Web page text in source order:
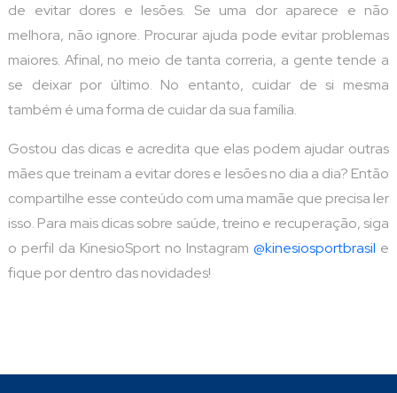
de evitar dores e lesões. Se uma dor aparece e não
melhora, não ignore. Procurar ajuda pode evitar problemas
maiores. Afinal, no meio de tanta correria, a gente tende a
se deixar por último. No entanto, cuidar de si mesma
também é uma forma de cuidar da sua família.
Gostou das dicas e acredita que elas podem ajudar outras
mães que treinam a evitar dores e lesões no dia a dia? Então
compartilhe esse conteúdo com uma mamãe que precisa ler
isso. Para mais dicas sobre saúde, treino e recuperação, siga
o perfil da KinesioSport no Instagram @kinesiosportbrasil e
fique por dentro das novidades!